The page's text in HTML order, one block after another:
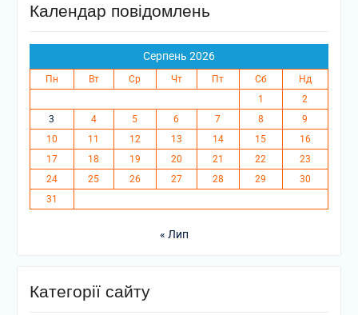
Календар повідомлень
Серпень 2026
Пн Вт Ср Чт Пт Сб
Нд
1
2
3
4 5 6 7 8
9
10
11 12 13 14 15
16
17
18 19 20 21 22
23
24
25 26 27 28 29
30
31
« Лип
Категорії сайту